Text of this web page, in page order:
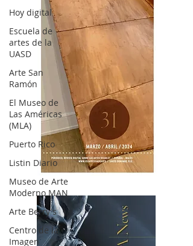
Hoy digital
Escuela de
artes de la
UASD
Arte San
Ramón
El Museo de
Las Américas
(MLA)
Puerto Rico
Listin Diario
Museo de Arte
Moderno MAN
Arte Berry's
Centro de la
Imagen
OCA|News 31 / Marzo-Abril / 2024